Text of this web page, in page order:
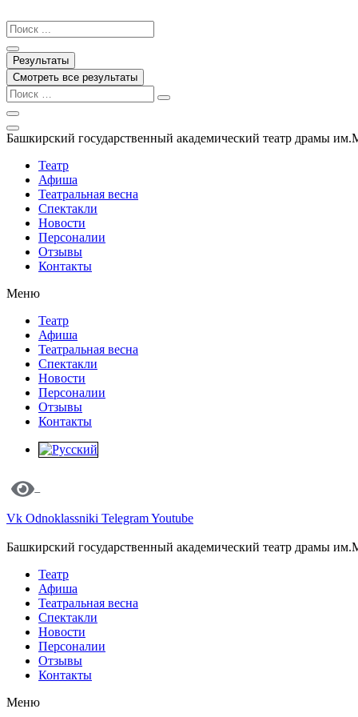
к
содержимому
Search
...
Результаты
Смотреть все результаты
Башкирский государственный академический театр драмы
Театр
Афиша
Театральная весна
Спектакли
Новости
Персоналии
Отзывы
Контакты
Меню
Театр
Афиша
Театральная весна
Спектакли
Новости
Персоналии
Отзывы
Контакты
Vk Odnoklassniki TelegramYoutube
Башкирский государственный академический театр драмы
Театр
Афиша
Театральная весна
Спектакли
Новости
Персоналии
Отзывы
Контакты
Меню